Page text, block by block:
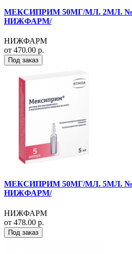
МЕКСИПРИМ 50МГ/МЛ. 2МЛ.
НИЖФАРМ/
НИЖФАРМ
от 470.00 р.
Под заказ
МЕКСИПРИМ 50МГ/МЛ. 5МЛ.
НИЖФАРМ/
НИЖФАРМ
от 478.00 р.
Под заказ